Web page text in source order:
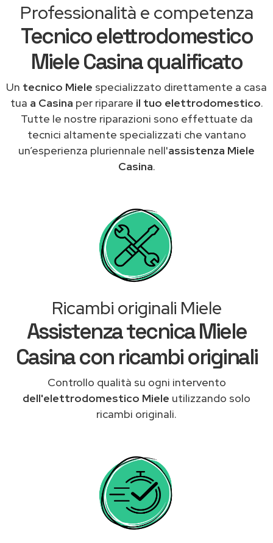
Professionalità e competenza
Tecnico elettrodomestico
Miele Casina qualificato
Un tecnico Miele specializzato direttamente a casa
tua a Casina per riparare il tuo elettrodomestico.
Tutte le nostre riparazioni sono effettuate da
tecnici altamente specializzati che vantano
un’esperienza pluriennale nell'assistenza Miele
Casina.
Ricambi originali Miele
Assistenza tecnica Miele
Casina con ricambi originali
Controllo qualità su ogni intervento
dell'elettrodomestico Miele utilizzando solo
ricambi originali.